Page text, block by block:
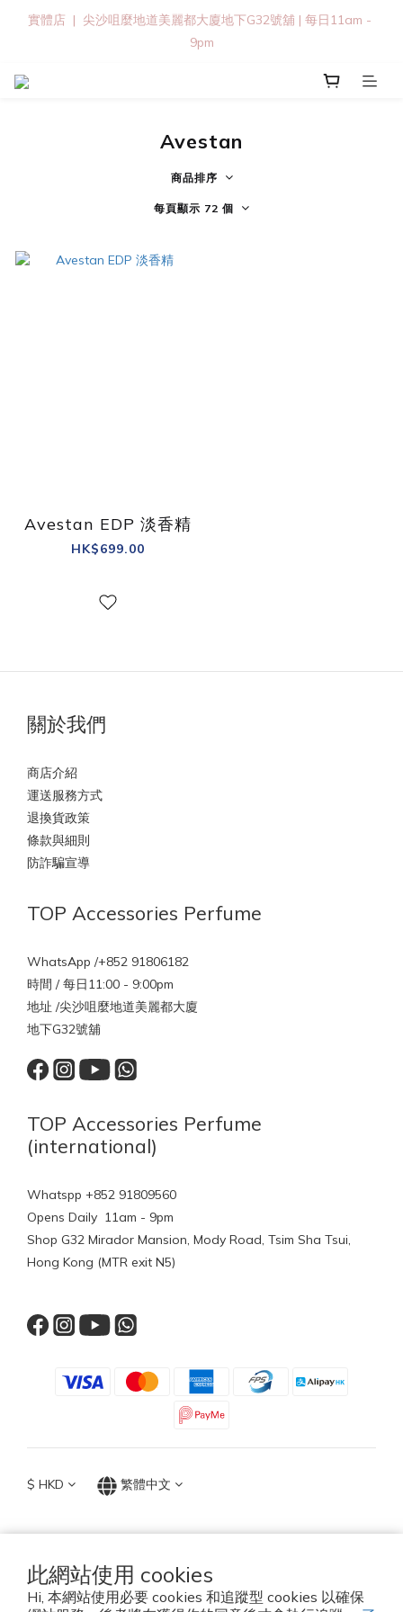
此網站使用 cookies
Hi, 本網站使用必要 cookies 和追蹤型 cookies 以確保
實體店  |  尖沙咀麼地道美麗都大廈地下G32號舖 | 每日11am -
9pm
Avestan
商品排序
每頁顯示 72 個
Avestan EDP 淡香精
HK$699.00
關於我們
商店介紹
運送服務方式
退換貨政策
條款與細則
防詐騙宣導
TOP Accessories Perfume
WhatsApp /+852 91806182
時間 / 每日11:00 - 9:00pm
地址 /尖沙咀麼地道美麗都大廈
地下G32號舖
TOP Accessories Perfume
(international)
Whatspp +852 91809560
Opens Daily 11am - 9pm
Shop G32 Mirador Mansion, Mody Road, Tsim Sha Tsui,
Hong Kong (MTR exit N5)
$ HKD 繁體中文
TOP ACCESSORIES GROUP
Hong Kong 2026